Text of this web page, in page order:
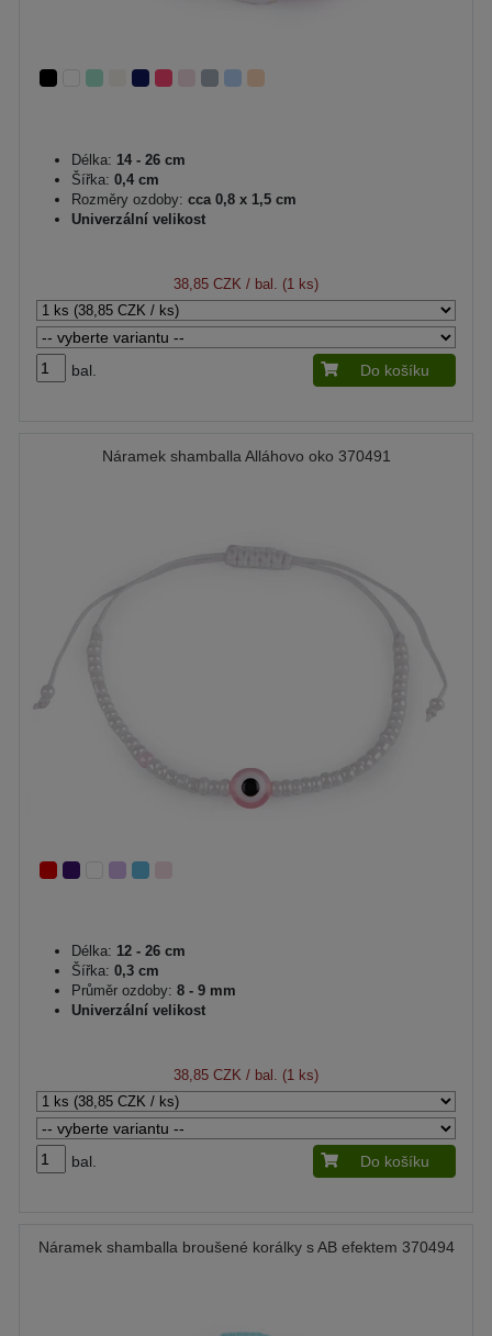
Délka: 14 - 26 cm
Šířka: 0,4 cm
Rozměry ozdoby: cca 0,8 x 1,5 cm
Univerzální velikost
38,85 CZK / bal. (1 ks)
bal. Do košíku
Náramek shamballa Alláhovo oko 370491
Délka: 12 - 26 cm
Šířka: 0,3 cm
Průměr ozdoby: 8 - 9 mm
Univerzální velikost
38,85 CZK / bal. (1 ks)
bal. Do košíku
Náramek shamballa broušené korálky s AB efektem 370494